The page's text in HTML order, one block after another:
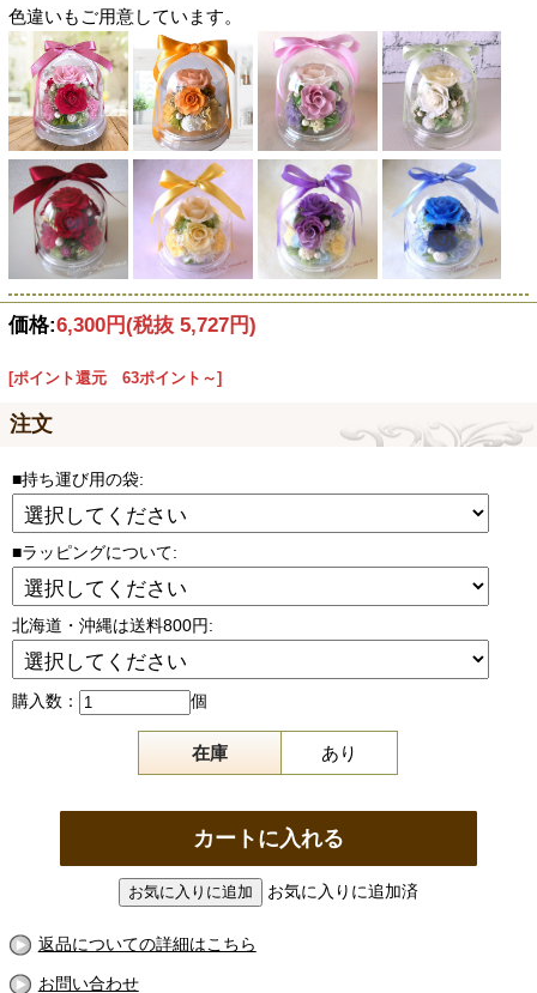
色違いもご用意しています。
価格:6,300円(税抜 5,727円)
[ポイント還元 63ポイント～]
注文
■持ち運び用の袋:
■ラッピングについて:
北海道・沖縄は送料800円:
購入数： 個
在庫 あり
お気に入りに追加済
返品についての詳細はこちら
お問い合わせ